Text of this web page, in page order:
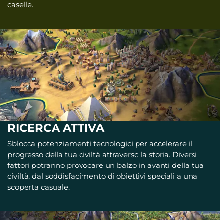
caselle.
RICERCA ATTIVA
Sblocca potenziamenti tecnologici per accelerare il
progresso della tua civiltà attraverso la storia. Diversi
fattori potranno provocare un balzo in avanti della tua
civiltà, dal soddisfacimento di obiettivi speciali a una
scoperta casuale.